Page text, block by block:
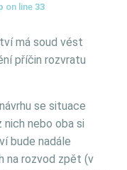
on line 33
má soud vést
příčin rozvratu
se situace
nich nebo oba si
bude nadále
na rozvod zpět (v